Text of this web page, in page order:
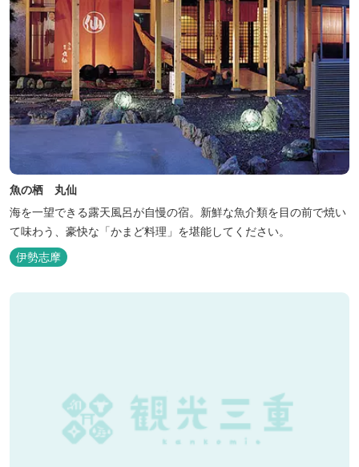
魚の栖 丸仙
海を一望できる露天風呂が自慢の宿。新鮮な魚介類を目の前で焼い
て味わう、豪快な「かまど料理」を堪能してください。
伊勢志摩